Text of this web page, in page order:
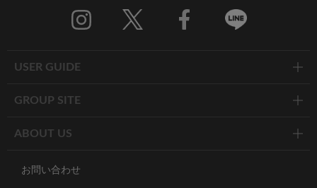
USER GUIDE
GROUP SITE
ABOUT US
お問い合わせ